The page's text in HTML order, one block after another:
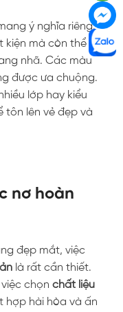
ý nghĩa riêng.
kiện mà còn thể
nhã. Các màu
được ưa chuộng.
lớp hay kiểu
tôn lên vẻ đẹp và
nơ hoàn
đẹp mắt, việc
là rất cần thiết.
việc chọnchất liệu
hợp hài hòa và ấn